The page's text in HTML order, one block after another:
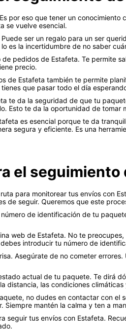
por eso que tener un
se vuelve esencial.
ser un regalo para un ser
es la incertidumbre de no saber
de pedidos de Estafeta. Te
precio.
de Estafeta también te permite
que pasar todo el día
te da la seguridad de que tu
Esto te da la oportunidad de
es esencial porque te da
segura y eficiente. Es una
el
para monitorear tus envíos con
de seguir. Queremos que este
de identificación de tu
web de Estafeta. No te
introducir tu número de
Asegúrate de no cometer
actual de tu paquete. Te dirá
distancia, las condiciones
no dudes en contactar con
Siempre mantén la calma y ten a
seguir tus envíos con Estafeta.